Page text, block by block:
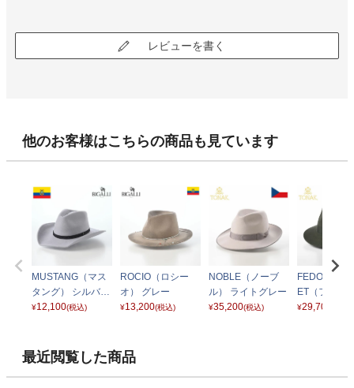
レビューを書く
他のお客様はこちらの商品も見ています
MUSTANG（マス
タング） シルバー
ベリー
¥12,100(税込)
ROCIO（ロシー
オ） グレー
¥13,200(税込)
NOBLE（ノーブ
ル） ライトグレー
¥35,200(税込)
FEDORA
ET（フェド
ケ）グリーン
¥29,700
最近閲覧した商品